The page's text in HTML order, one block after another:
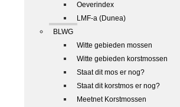
Oeverindex
LMF-a (Dunea)
BLWG
Witte gebieden mossen
Witte gebieden korstmossen
Staat dit mos er nog?
Staat dit korstmos er nog?
Meetnet Korstmossen